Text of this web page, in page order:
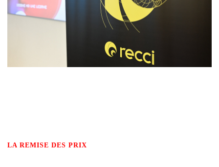
LA REMISE DES PRIX